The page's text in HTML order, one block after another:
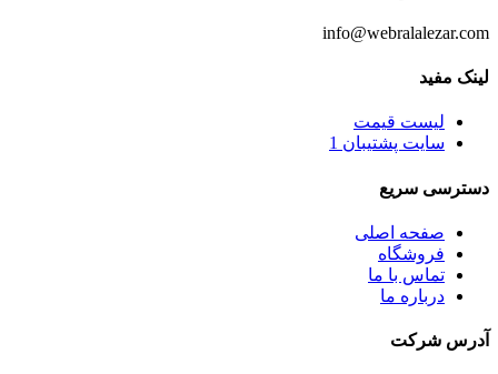
info@webralalezar.com
لینک مفید
لیست قیمت
سایت پشتیبان 1
دسترسی سریع
صفحه اصلی
فروشگاه
تماس با ما
درباره ما
آدرس شرکت